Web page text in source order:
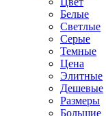
Белые
Светлые
Серые
Темные
Цена
Элитные
Дешевые
Размеры
Большие